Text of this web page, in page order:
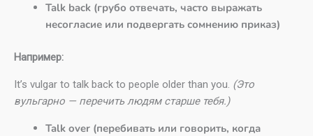
Talk back (грубо отвечать, часто выражать
несогласие или подвергать сомнению приказ)
Например:
It’s vulgar to talk back to people older than you. (Это
вульгарно — перечить людям старше тебя.)
Talk over (перебивать или говорить, когда